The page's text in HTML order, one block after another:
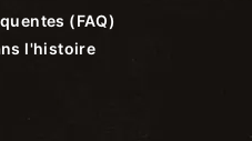
(FAQ)
l'histoire